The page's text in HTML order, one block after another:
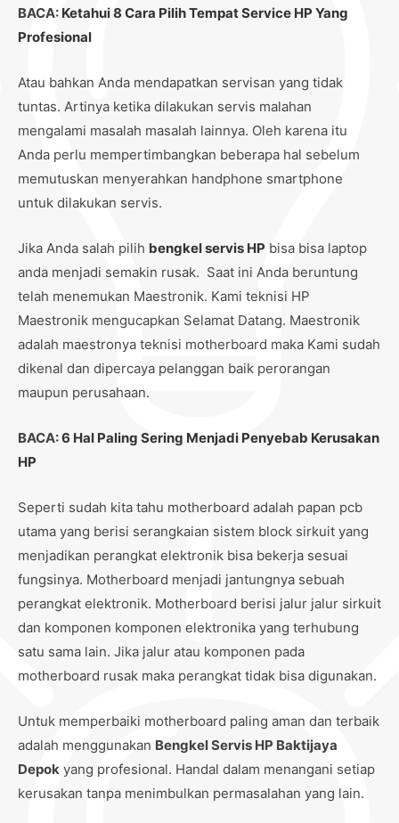
BACA: Ketahui 8 Cara Pilih Tempat Service HP Yang
Profesional
Atau bahkan Anda mendapatkan servisan yang tidak
tuntas. Artinya ketika dilakukan servis malahan
mengalami masalah masalah lainnya. Oleh karena itu
Anda perlu mempertimbangkan beberapa hal sebelum
memutuskan menyerahkan handphone smartphone
untuk dilakukan servis.
Jika Anda salah pilih bengkel servis HP bisa bisa laptop
anda menjadi semakin rusak. Saat ini Anda beruntung
telah menemukan Maestronik. Kami teknisi HP
Maestronik mengucapkan Selamat Datang. Maestronik
adalah maestronya teknisi motherboard maka Kami sudah
dikenal dan dipercaya pelanggan baik perorangan
maupun perusahaan.
BACA:6 Hal Paling Sering Menjadi Penyebab Kerusakan
HP
Seperti sudah kita tahu motherboard adalah papan pcb
utama yang berisi serangkaian sistem block sirkuit yang
menjadikan perangkat elektronik bisa bekerja sesuai
fungsinya. Motherboard menjadi jantungnya sebuah
perangkat elektronik. Motherboard berisi jalur jalur sirkuit
dan komponen komponen elektronika yang terhubung
satu sama lain. Jika jalur atau komponen pada
motherboard rusak maka perangkat tidak bisa digunakan.
Untuk memperbaiki motherboard paling aman dan terbaik
adalah menggunakan Bengkel Servis HP Baktijaya
Depok yang profesional. Handal dalam menangani setiap
kerusakan tanpa menimbulkan permasalahan yang lain.